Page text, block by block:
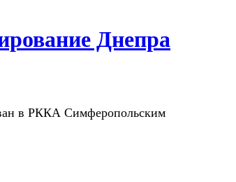
Днепра
в РККА Симферопольским